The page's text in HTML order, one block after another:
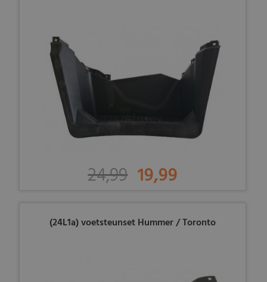
24,99 19,99
(24L1a) voetsteunset Hummer / Toronto